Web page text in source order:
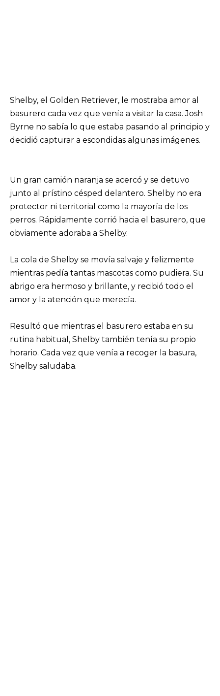
Shelby, el Golden Retriever, le mostraba amor al
basurero cada vez que venía a visitar la casa. Josh
Byrne no sabía lo que estaba pasando al principio y
decidió capturar a escondidas algunas imágenes.
Un gran camión naranja se acercó y se detuvo
junto al prístino césped delantero. Shelby no era
protector ni territorial como la mayoría de los
perros. Rápidamente corrió hacia el basurero, que
obviamente adoraba a Shelby.
La cola de Shelby se movía salvaje y felizmente
mientras pedía tantas mascotas como pudiera. Su
abrigo era hermoso y brillante, y recibió todo el
amor y la atención que merecía.
Resultó que mientras el basurero estaba en su
rutina habitual, Shelby también tenía su propio
horario. Cada vez que venía a recoger la basura,
Shelby saludaba.